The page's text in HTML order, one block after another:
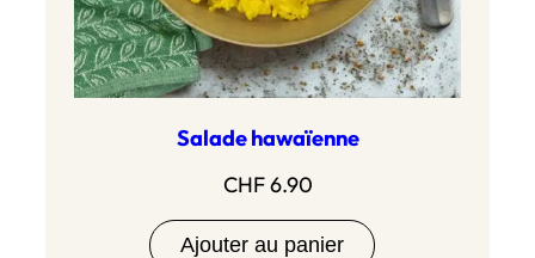
Salade hawaïenne
CHF6.90
Ajouter au panier